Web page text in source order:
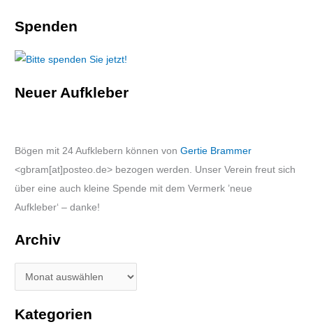
Spenden
Neuer Aufkleber
Bögen mit 24 Aufklebern können vonGertie Brammer
<gbram[at]posteo.de> bezogen werden. Unser Verein freut sich
über eine auch kleine Spende mit dem Vermerk ’neue
Aufkleber‘ – danke!
Archiv
Kategorien